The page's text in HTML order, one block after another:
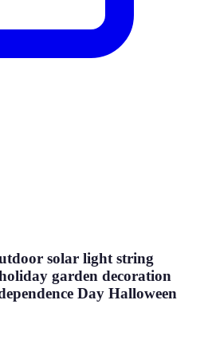
solar light string
garden decoration
Day Halloween